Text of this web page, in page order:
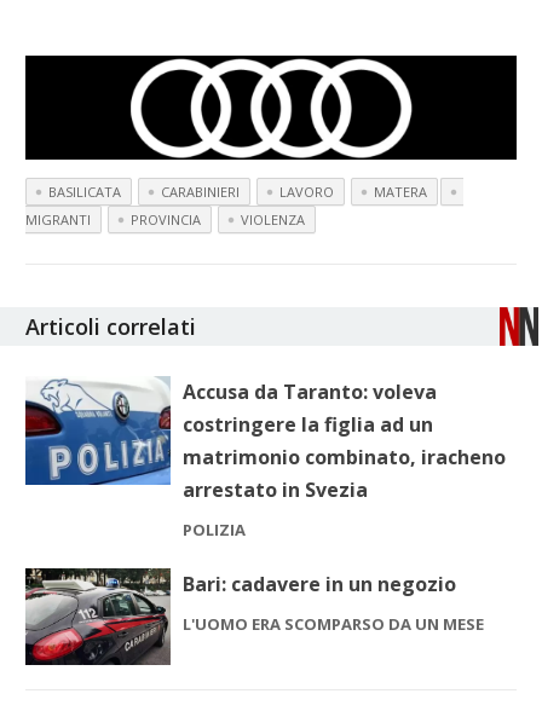
BASILICATA CARABINIERI LAVORO
MATERA
MIGRANTI
PROVINCIA VIOLENZA
Articoli correlati
Accusa da Taranto: voleva
costringere la figlia ad un
matrimonio combinato, iracheno
arrestato in Svezia
POLIZIA
Bari: cadavere in un negozio
L'UOMO ERA SCOMPARSO DA UN MESE